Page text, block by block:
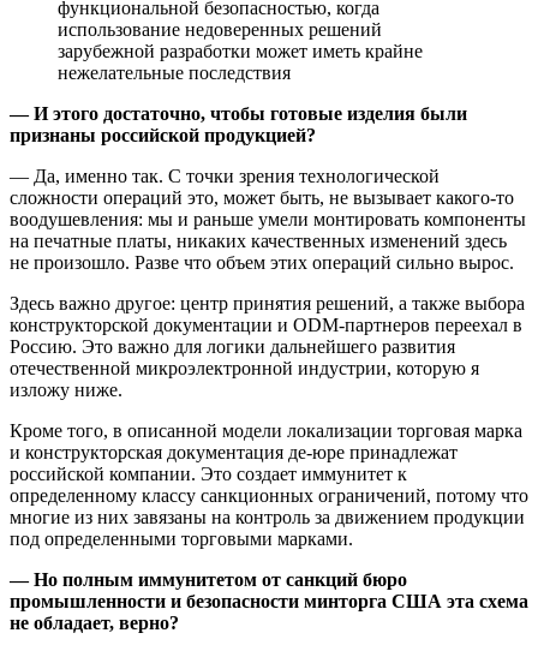
функциональной безопасностью, когда
использование недоверенных решений
зарубежной разработки может иметь крайне
нежелательные последствия
— И этого достаточно, чтобы готовые изделия были
признаны российской продукцией?
— Да, именно так. С точки зрения технологической
сложности операций это, может быть, не вызывает какого-то
воодушевления: мы и раньше умели монтировать компоненты
на печатные платы, никаких качественных изменений здесь
не произошло. Разве что объем этих операций сильно вырос.
Здесь важно другое: центр принятия решений, а также выбора
конструкторской документации и ODM-партнеров переехал в
Россию. Это важно для логики дальнейшего развития
отечественной микроэлектронной индустрии, которую я
изложу ниже.
Кроме того, в описанной модели локализации торговая марка
и конструкторская документация де-юре принадлежат
российской компании. Это создает иммунитет к
определенному классу санкционных ограничений, потому что
многие из них завязаны на контроль за движением продукции
под определенными торговыми марками.
— Но полным иммунитетом от санкций бюро
промышленности и безопасности минторга США эта схема
не обладает, верно?